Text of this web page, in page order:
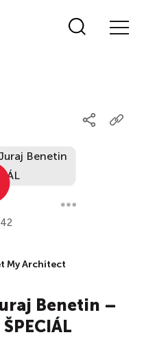
My Architect
Benetin –